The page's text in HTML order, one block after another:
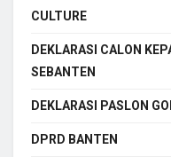
CULTURE
DEKLARASI CALON
SEBANTEN
DEKLARASI PASLON
DPRD BANTEN